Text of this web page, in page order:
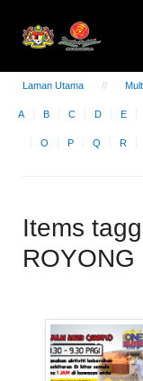
Laman Utama
A B C D E
O P Q R
Items
ROYONG